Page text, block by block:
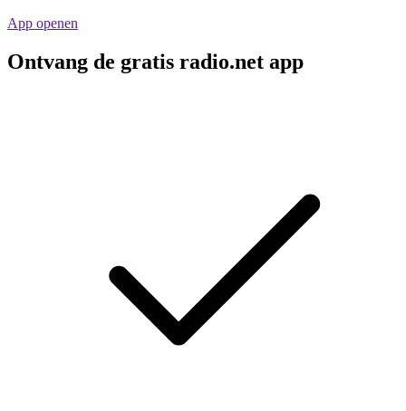
App openen
Ontvang de gratis radio.net app